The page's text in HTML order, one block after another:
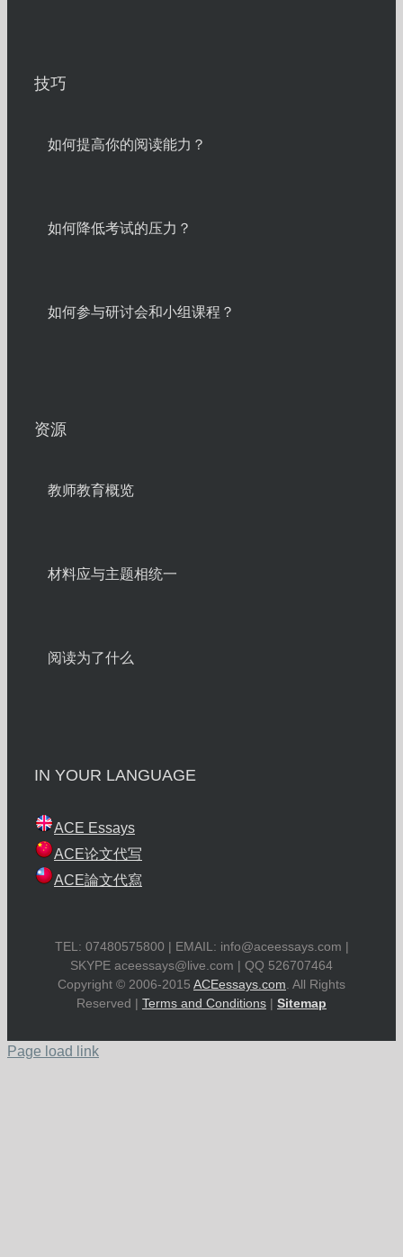
技巧
如何提高你的阅读能力？
如何降低考试的压力？
如何参与研讨会和小组课程？
资源
教师教育概览
材料应与主题相统一
阅读为了什么
IN YOUR LANGUAGE
ACE Essays
ACE论文代写
ACE論文代寫
TEL: 07480575800 | EMAIL: info@aceessays.com |
SKYPE aceessays@live.com | QQ 526707464
Copyright © 2006-2015 ACEessays.com . All Rights
Reserved | Terms and Conditions | Sitemap
Page load link